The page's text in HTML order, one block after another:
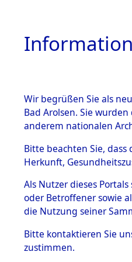
BESTÄNDE
Inhaftierungsdoku
mente
5. Verschiedenes
Todesmärsche
5.3.1 Alliierte
Wir begrüßen Sie als
Bad Arolsen. Sie
anderem nationalen
Bitte beachten Sie,
Herkunft,
Als Nutzer dieses
oder Betroffener sowie
die Nutzung seiner
Bitte kontaktieren Sie
zustimmen.